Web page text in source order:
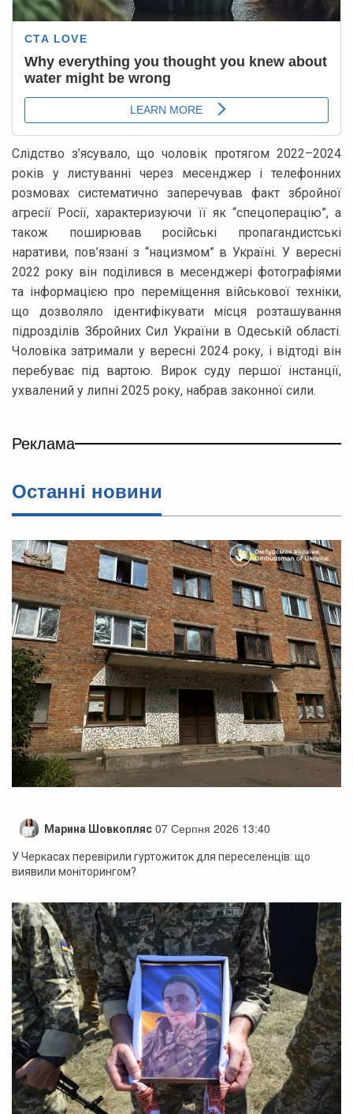
Слідство з’ясувало, що чоловік протягом 2022–2024
років у листуванні через месенджер і телефонних
розмовах систематично заперечував факт збройної
агресії Росії, характеризуючи її як “спецоперацію”, а
також поширював російські пропагандистські
наративи, пов’язані з “нацизмом” в Україні. У вересні
2022 року він поділився в месенджері фотографіями
та інформацією про переміщення військової техніки,
що дозволяло ідентифікувати місця розташування
підрозділів Збройних Сил України в Одеській області.
Чоловіка затримали у вересні 2024 року, і відтоді він
перебуває під вартою. Вирок суду першої інстанції,
ухвалений у липні 2025 року, набрав законної сили.
Реклама
Останні новини
Марина Шовкопляс 07 Серпня 2026 13:40
У Черкасах перевірили гуртожиток для переселенців: що
виявили моніторингом?